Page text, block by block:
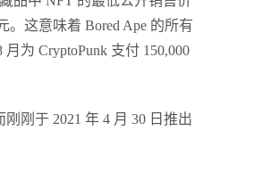
。这意味着 Bored Ape 的所有
为 CryptoPunk 支付 150,000
刚于 2021 年 4 月 30 日推出